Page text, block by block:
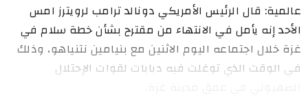
عالمية: قال الرئيس الأمريكي دونالد ترامب لرويترز امس
الأحد إنه يأمل في الانتهاء من مقترح بشأن خطة سلام في
غزة خلال اجتماعه اليوم الاثنين مع بنيامين نتنياهو، وذلك
في الوقت الذي توغلت فيه دبابات لقوات الإحتلال